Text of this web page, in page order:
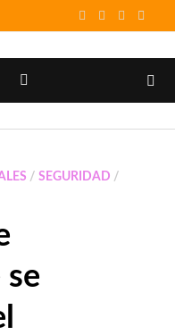
/ SEGURIDAD /
se